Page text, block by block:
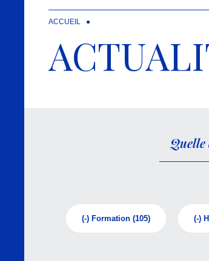
ACCUEIL
(-) Formation (105) (-)